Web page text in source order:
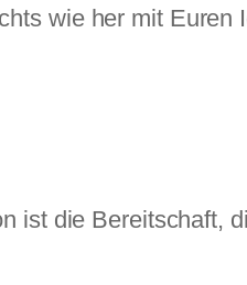
wie her mit
ist die Bereitschaft,